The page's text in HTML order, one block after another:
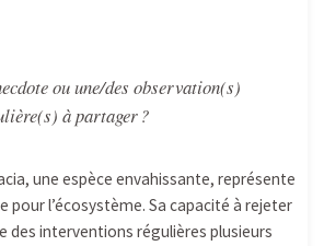
ou une/des observation(s)
à partager ?
une espèce envahissante, représente
pour l’écosystème. Sa capacité à rejeter
des interventions régulières plusieurs